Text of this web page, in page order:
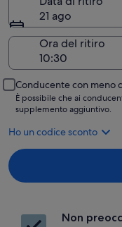
21 ago
Ora del ritiro
Conducente con meno
È possibile che ai
supplemento aggiuntivo.
Ho un codice sconto
Non